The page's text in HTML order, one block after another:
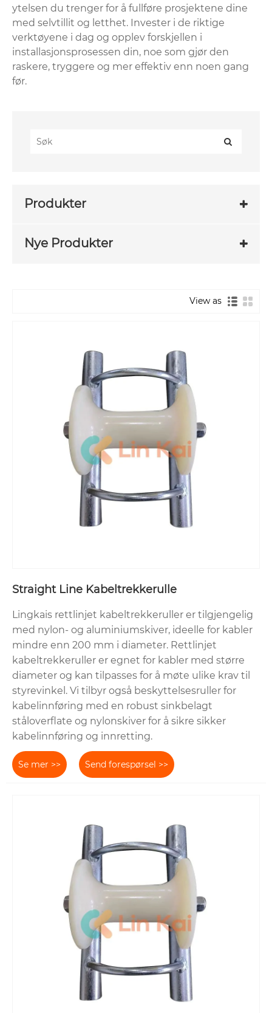
ytelsen du trenger for å fullføre prosjektene dine
med selvtillit og letthet. Invester i de riktige
verktøyene i dag og opplev forskjellen i
installasjonsprosessen din, noe som gjør den
raskere, tryggere og mer effektiv enn noen gang
før.
Produkter
Nye Produkter
View as
Straight Line Kabeltrekkerulle
Lingkais rettlinjet kabeltrekkeruller er tilgjengelig
med nylon- og aluminiumskiver, ideelle for kabler
mindre enn 200 mm i diameter. Rettlinjet
kabeltrekkeruller er egnet for kabler med større
diameter og kan tilpasses for å møte ulike krav til
styrevinkel. Vi tilbyr også beskyttelsesruller for
kabelinnføring med en robust sinkbelagt
ståloverflate og nylonskiver for å sikre sikker
kabelinnføring og innretting.
Se mer >> Send forespørsel >>